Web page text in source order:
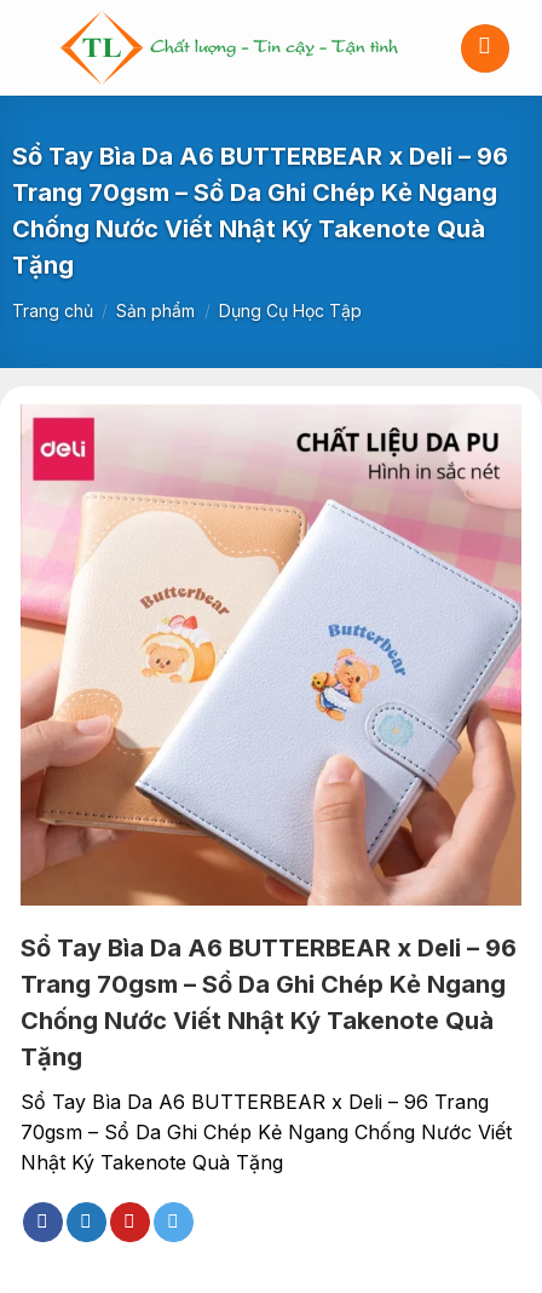
Sổ Tay Bìa Da A6 BUTTERBEAR x Deli – 96
Trang 70gsm – Sổ Da Ghi Chép Kẻ Ngang
Chống Nước Viết Nhật Ký Takenote Quà
Tặng
Trang chủ / Sản phẩm / Dụng Cụ Học Tập
Sổ Tay Bìa Da A6 BUTTERBEAR x Deli – 96
Trang 70gsm – Sổ Da Ghi Chép Kẻ Ngang
Chống Nước Viết Nhật Ký Takenote Quà
Tặng
Sổ Tay Bìa Da A6 BUTTERBEAR x Deli – 96 Trang
70gsm – Sổ Da Ghi Chép Kẻ Ngang Chống Nước Viết
Nhật Ký Takenote Quà Tặng